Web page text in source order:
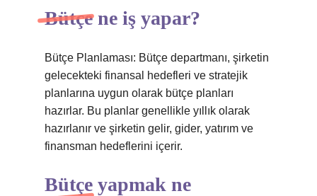
Bütçe ne iş yapar?
Bütçe Planlaması: Bütçe departmanı, şirketin
gelecekteki finansal hedefleri ve stratejik
planlarına uygun olarak bütçe planları
hazırlar. Bu planlar genellikle yıllık olarak
hazırlanır ve şirketin gelir, gider, yatırım ve
finansman hedeflerini içerir.
Bütçe yapmak ne